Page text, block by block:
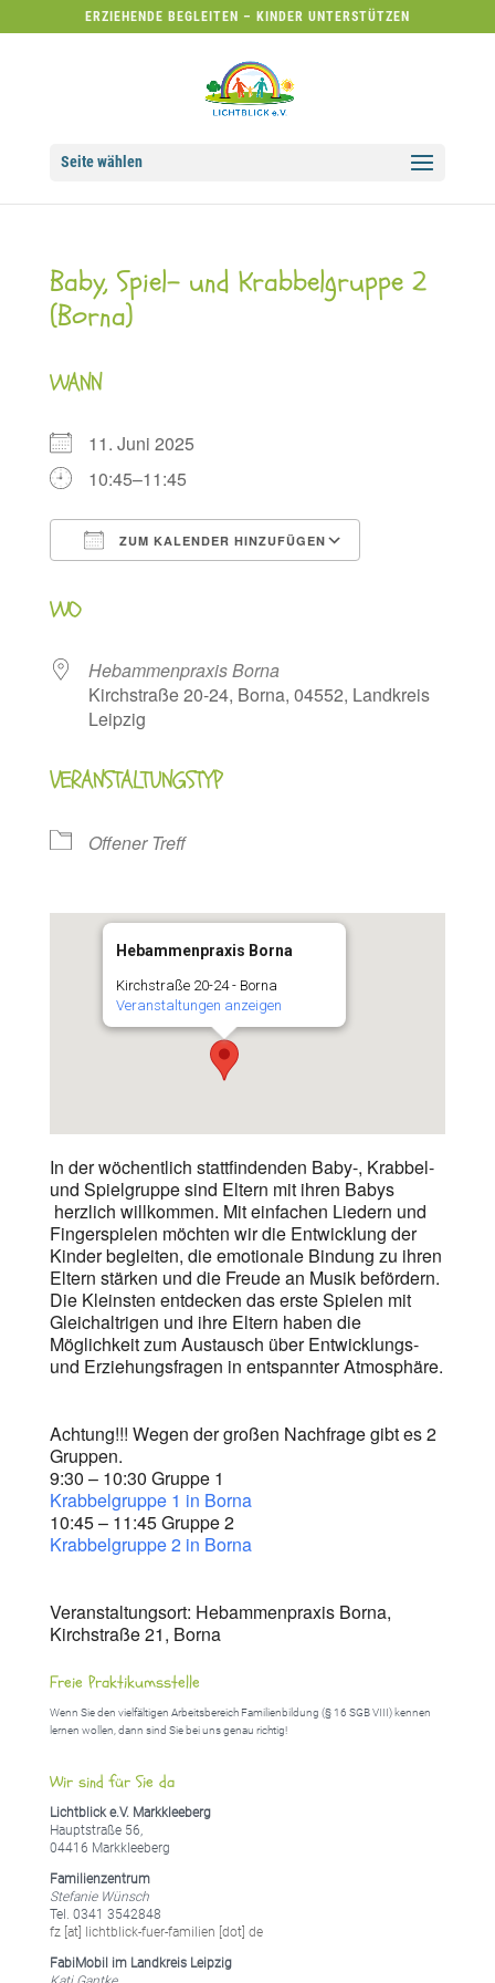
ERZIEHENDE BEGLEITEN – KINDER UNTERSTÜTZEN
Seite wählen
Baby, Spiel- und Krabbelgruppe 2
(Borna)
WANN
11. Juni 2025
10:45–11:45
ZUM KALENDER HINZUFÜGEN
WO
Hebammenpraxis Borna
Kirchstraße 20-24, Borna, 04552, Landkreis
Leipzig
VERANSTALTUNGSTYP
Offener Treff
Hebammenpraxis Borna
Kirchstraße 20-24 - Borna
Veranstaltungen anzeigen
In der wöchentlich stattfindenden Baby-, Krabbel-
und Spielgruppe sind Eltern mit ihren Babys
herzlich willkommen. Mit einfachen Liedern und
Fingerspielen möchten wir die Entwicklung der
Kinder begleiten, die emotionale Bindung zu ihren
Eltern stärken und die Freude an Musik befördern.
Die Kleinsten entdecken das erste Spielen mit
Gleichaltrigen und ihre Eltern haben die
Möglichkeit zum Austausch über Entwicklungs-
und Erziehungsfragen in entspannter Atmosphäre.
Achtung!!! Wegen der großen Nachfrage gibt es 2
Gruppen.
9:30 – 10:30 Gruppe 1
Krabbelgruppe 1 in Borna
10:45 – 11:45 Gruppe 2
Krabbelgruppe 2 in Borna
Veranstaltungsort: Hebammenpraxis Borna,
Kirchstraße 21, Borna
Freie Praktikumsstelle
Wenn Sie den vielfältigen Arbeitsbereich Familienbildung (§ 16 SGB VIII) kennen
lernen wollen, dann sind Sie bei uns genau richtig!
Wir sind für Sie da
Lichtblick e.V. Markkleeberg
Hauptstraße 56,
04416 Markkleeberg
Familienzentrum
Stefanie Wünsch
Tel. 0341 3542848
fz [at] lichtblick-fuer-familien [dot] de
FabiMobil im Landkreis Leipzig